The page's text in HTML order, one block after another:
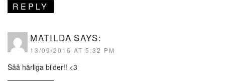
REPLY
MATILDA SAYS:
13/09/2016 AT 5:32 PM
Såå härliga bilder!! <3